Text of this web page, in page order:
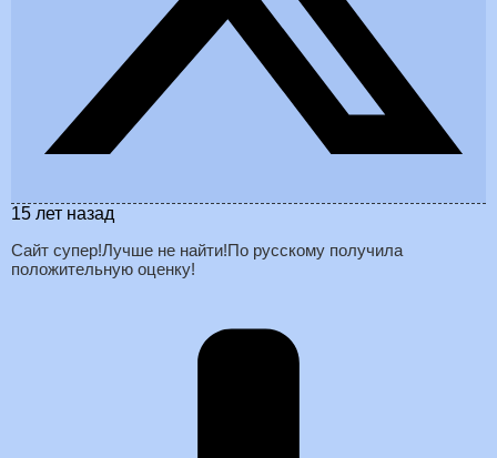
15 лет назад
Сайт супер!Лучше не найти!По русскому получила
положительную оценку!